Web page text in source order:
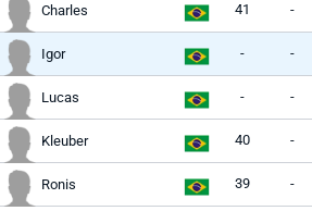
Charles 41 -
Igor - -
Lucas - -
Kleuber 40 -
Ronis 39 -